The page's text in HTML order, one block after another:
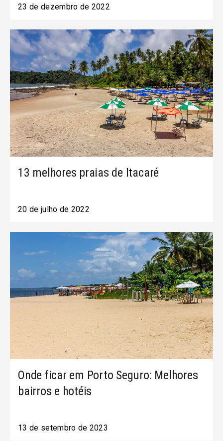
23 de dezembro de 2022
13 melhores praias de Itacaré
20 de julho de 2022
Onde ficar em Porto Seguro: Melhores
bairros e hotéis
13 de setembro de 2023